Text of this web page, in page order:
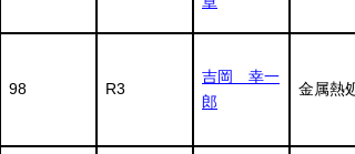
98 R3
吉岡 幸一
郎
金属熱